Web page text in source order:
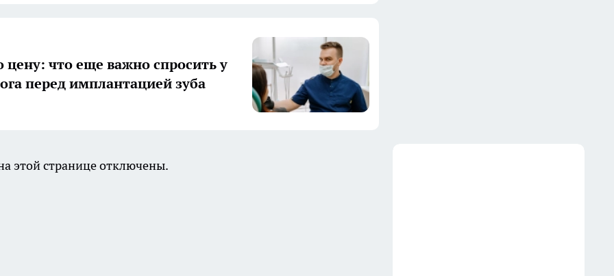
цену: что еще важно спросить у
перед имплантацией зуба
этой странице отключены.